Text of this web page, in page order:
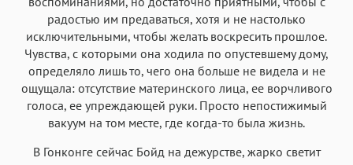
радостью им предаваться, хотя и не настолько
исключительными, чтобы желать воскресить прошлое.
Чувства, с которыми она ходила по опустевшему дому,
определяло лишь то, чего она больше не видела и не
ощущала: отсутствие материнского лица, ее ворчливого
голоса, ее упреждающей руки. Просто непостижимый
вакуум на том месте, где когда-то была жизнь.
В Гонконге сейчас Бойд на дежурстве, жарко светит